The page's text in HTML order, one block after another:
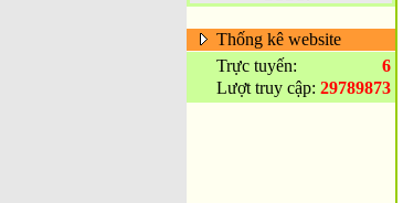
Thống kê website
Trực tuyến:
6
Lượt truy cập: 29789873